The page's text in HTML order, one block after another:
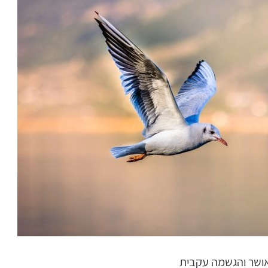
והגשמה עקבית